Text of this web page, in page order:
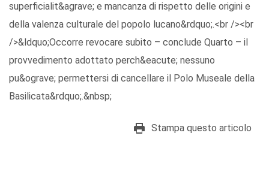
superficialit&agrave; e mancanza di rispetto delle origini e
della valenza culturale del popolo lucano&rdquo;.<br /><br
/>&ldquo;Occorre revocare subito – conclude Quarto – il
provvedimento adottato perch&eacute; nessuno
pu&ograve; permettersi di cancellare il Polo Museale della
Basilicata&rdquo;.&nbsp;
Stampa questo articolo